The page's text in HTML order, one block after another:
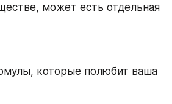
может есть отдельная
которые полюбит ваша